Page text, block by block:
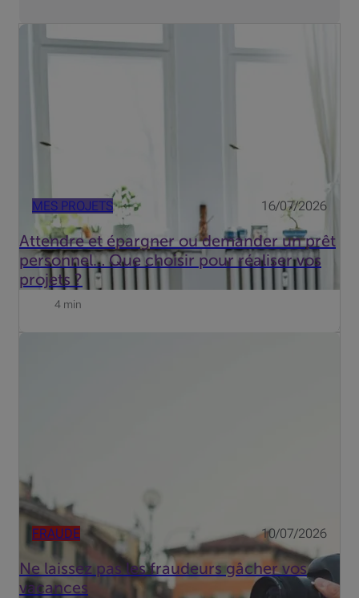
MES PROJETS 16/07/2026
Attendre et épargner ou demander un prêt
personnel… Que choisir pour réaliser vos
projets ?
Même si vous avez de l'argent de côté, ne serait-il pas
4 min
FRAUDE 10/07/2026
Ne laissez pas les fraudeurs gâcher vos
vacances